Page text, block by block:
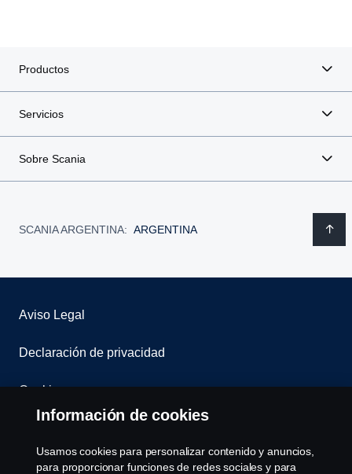
Productos
Servicios
Sobre Scania
SCANIA ARGENTINA: ARGENTINA
Aviso Legal
Declaración de privacidad
Cookies
Sistema de Denuncias
Información de cookies
Usamos cookies para personalizar contenido y anuncios,
para proporcionar funciones de redes sociales y para